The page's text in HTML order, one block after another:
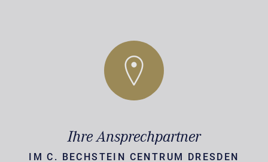
Ihre Ansprechpartner
IM C. BECHSTEIN CENTRUM DRESDEN